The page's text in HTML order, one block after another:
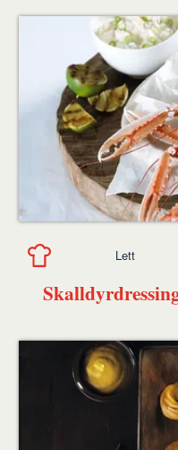
Lett